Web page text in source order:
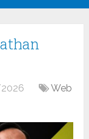
Web